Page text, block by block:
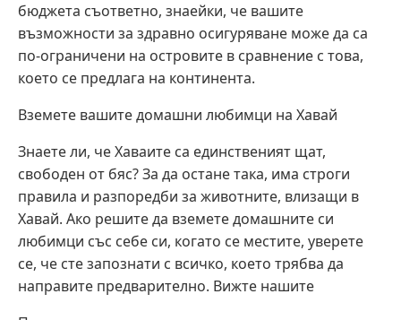
бюджета съответно, знаейки, че вашите
възможности за здравно осигуряване може да са
по-ограничени на островите в сравнение с това,
което се предлага на континента.
Вземете вашите домашни любимци на Хавай
Знаете ли, че Хаваите са единственият щат,
свободен от бяс? За да остане така, има строги
правила и разпоредби за животните, влизащи в
Хавай. Ако решите да вземете домашните си
любимци със себе си, когато се местите, уверете
се, че сте запознати с всичко, което трябва да
направите предварително. Вижте нашите